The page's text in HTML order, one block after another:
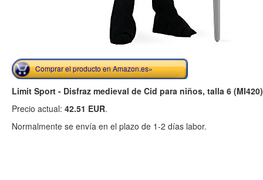
Comprar el producto en Amazon.es»
Limit Sport - Disfraz medieval de Cid para niños, talla 6 (MI420)
Precio actual: 42.51 EUR.
Normalmente se envía en el plazo de 1-2 días labor.